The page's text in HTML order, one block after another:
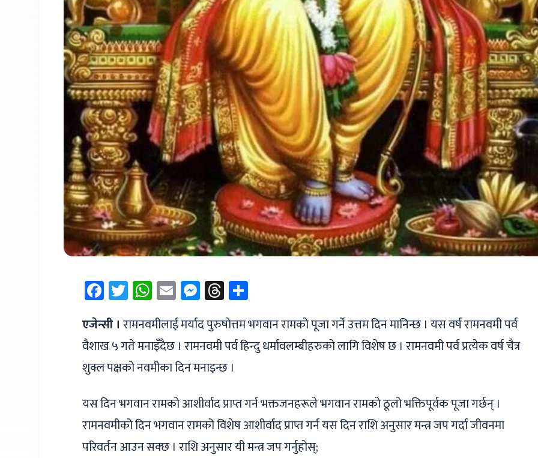
Facebook
Twitter
WhatsApp
EmailMessenger
Threads
एजेन्सी । रामनवमीलाई मर्याद पुरुषोत्तम भगवान रामको पूजा गर्ने उत्तम दिन मानिन्छ । यस वर्ष रामनवमी पर्व
वैशाख ५ गते मनाइँदैछ । रामनवमी पर्व हिन्दु धर्मावलम्बीहरुको लागि विशेष छ । रामनवमी पर्व प्रत्येक वर्ष चैत्र
शुक्ल पक्षको नवमीका दिन मनाइन्छ ।
यस दिन भगवान रामको आशीर्वाद प्राप्त गर्न भक्तजनहरूले भगवान रामको ठूलो भक्तिपूर्वक पूजा गर्छन् ।
रामनवमीको दिन भगवान रामको विशेष आशीर्वाद प्राप्त गर्न यस दिन राशि अनुसार मन्त्र जप गर्दा जीवनमा
परिवर्तन आउन सक्छ । राशि अनुसार यी मन्त्र जप गर्नुहोस्;